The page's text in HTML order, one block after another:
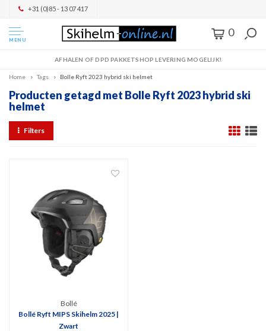
+31 (0)85 - 13 07 417
MENU
0
AFHALEN OF DPD PAKKETSHOP LEVERING MOGELIJK!
Home Tags Bolle Ryft 2023 hybrid ski helmet
Producten getagd met Bolle Ryft 2023 hybrid ski
helmet
Filters
Bollé
Bollé Ryft MIPS Skihelm 2025 |
Zwart